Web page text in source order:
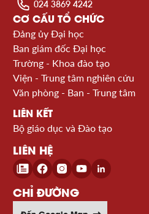
024 3869 4242
CƠ CẤU TỔ CHỨC
Đảng ủy Đại học
Ban giám đốc Đại học
Trường - Khoa đào tạo
Viện - Trung tâm nghiên cứu
Văn phòng - Ban - Trung tâm
LIÊN KẾT
Bộ giáo dục và Đào tạo
LIÊN HỆ
CHỈ ĐƯỜNG